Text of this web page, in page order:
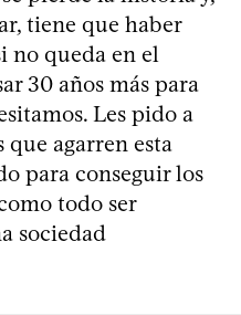
tiene que haber
no queda en el
30 años más para
Les pido a
que agarren esta
para conseguir los
todo ser
sociedad